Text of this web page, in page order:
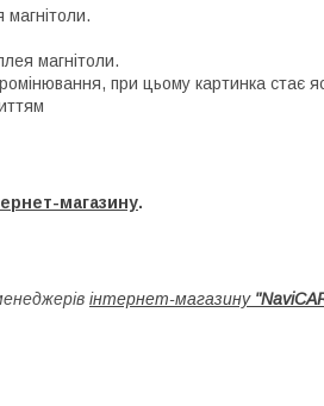
магнітоли.
при цьому картинка стає
магазину.
інтернет-магазину